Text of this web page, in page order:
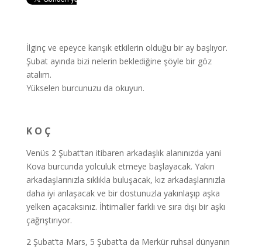
İlginç ve epeyce karışık etkilerin olduğu bir ay başlıyor.
Şubat ayında bizi nelerin beklediğine şöyle bir göz
atalım.
Yükselen burcunuzu da okuyun.
K O Ç
Venüs 2 Şubat’tan itibaren arkadaşlık alanınızda yani
Kova burcunda yolculuk etmeye başlayacak. Yakın
arkadaşlarınızla sıklıkla buluşacak, kız arkadaşlarınızla
daha iyi anlaşacak ve bir dostunuzla yakınlaşıp aşka
yelken açacaksınız. İhtimaller farklı ve sıra dışı bir aşkı
çağrıştırıyor.
2 Şubat’ta Mars, 5 Şubat’ta da Merkür ruhsal dünyanın